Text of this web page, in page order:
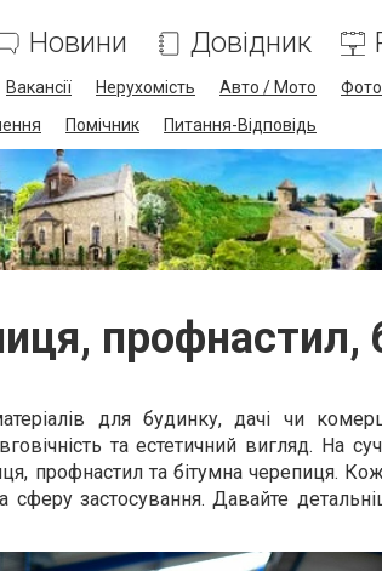
Новини Довідник
Вакансії Нерухомість Авто / Мото
Помічник Питання-Відповідь
профнастил,
для будинку, дачі чи
та естетичний вигляд. На
профнастил та бітумна черепиця.
сферу застосування. Давайте